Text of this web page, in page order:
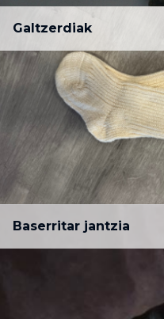
Galtzerdiak
Baserritar jantzia